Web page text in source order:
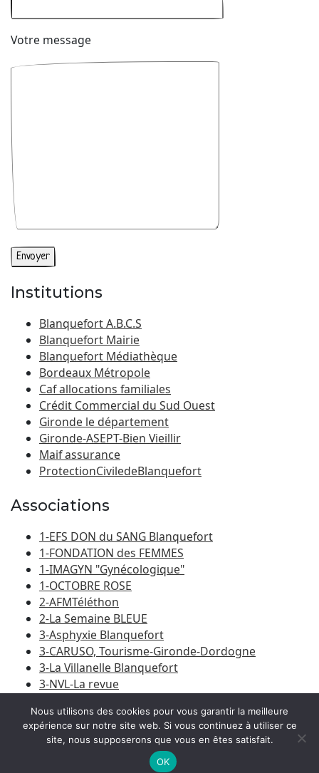
Votre message
Institutions
Blanquefort A.B.C.S
Blanquefort Mairie
Blanquefort Médiathèque
Bordeaux Métropole
Caf allocations familiales
Crédit Commercial du Sud Ouest
Gironde le département
Gironde-ASEPT-Bien Vieillir
Maif assurance
ProtectionCiviledeBlanquefort
Associations
1-EFS DON du SANG Blanquefort
1-FONDATION des FEMMES
1-IMAGYN "Gynécologique"
1-OCTOBRE ROSE
2-AFMTéléthon
2-La Semaine BLEUE
3-Asphyxie Blanquefort
3-CARUSO, Tourisme-Gironde-Dordogne
3-La Villanelle Blanquefort
3-NVL-La revue
© 2026Amicale Laïque Blanquefort-Caychac |Bootstrap
Nous utilisons des cookies pour vous garantir la meilleure
expérience sur notre site web. Si vous continuez à utiliser ce
site, nous supposerons que vous en êtes satisfait.
OK